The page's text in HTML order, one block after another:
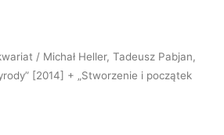
/ Michał Heller, Tadeusz Pabjan,
[2014] + „Stworzenie i początek